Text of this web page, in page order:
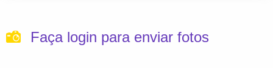
Faça login para enviar fotos